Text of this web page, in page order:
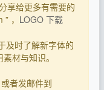
享给更多有需要的
， LOGO 下载
及时了解新字体的
材与知识。
或者发邮件到